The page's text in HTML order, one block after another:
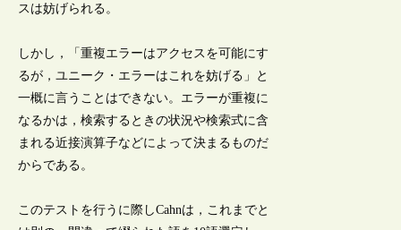
スは妨げられる。
しかし，「重複エラーはアクセスを可能にす
るが，ユニーク・エラーはこれを妨げる」と
一概に言うことはできない。エラーが重複に
なるかは，検索するときの状況や検索式に含
まれる近接演算子などによって決まるものだ
からである。
このテストを行うに際しCahnは，これまでと